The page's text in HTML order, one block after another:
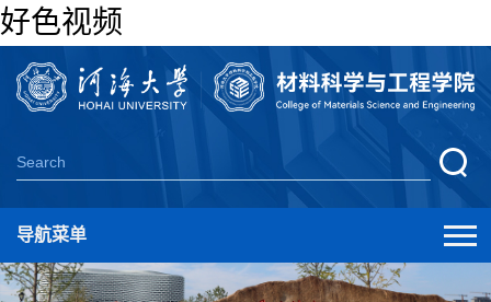
好色视频
导航菜单